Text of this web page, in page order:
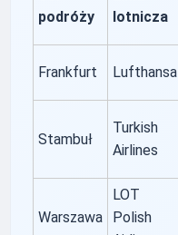
podróży
lotnicza
Frankfurt Lufthansa
Stambuł
Turkish
Airlines
Warszawa
LOT
Polish